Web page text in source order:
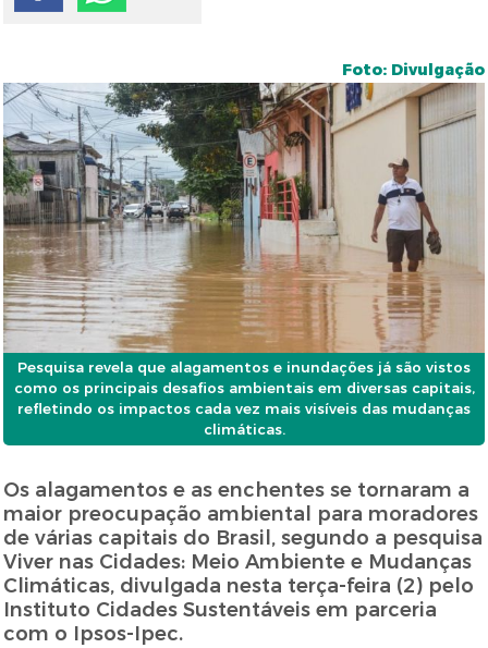
Foto: Divulgação
Pesquisa revela que alagamentos e inundações já são vistos
como os principais desafios ambientais em diversas capitais,
refletindo os impactos cada vez mais visíveis das mudanças
climáticas.
Os alagamentos e as enchentes se tornaram a
maior preocupação ambiental para moradores
de várias capitais do Brasil, segundo a pesquisa
Viver nas Cidades: Meio Ambiente e Mudanças
Climáticas, divulgada nesta terça-feira (2) pelo
Instituto Cidades Sustentáveis em parceria
com o Ipsos-Ipec.